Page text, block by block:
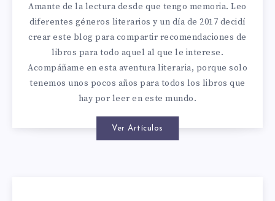
Amante de la lectura desde que tengo memoria. Leo
diferentes géneros literarios y un día de 2017 decidí
crear este blog para compartir recomendaciones de
libros para todo aquel al que le interese.
Acompáñame en esta aventura literaria, porque solo
tenemos unos pocos años para todos los libros que
hay por leer en este mundo.
Ver Artículos